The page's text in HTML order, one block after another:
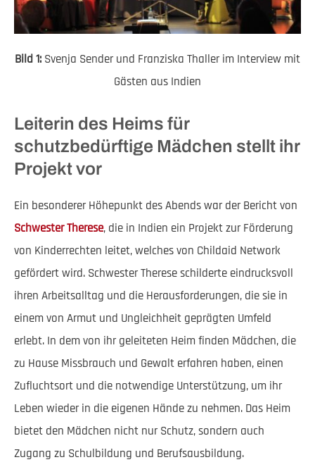
Bild 1: Svenja Sender und Franziska Thaller im Interview mit
Gästen aus Indien
Leiterin des Heims für
schutzbedürftige Mädchen stellt ihr
Projekt vor
Ein besonderer Höhepunkt des Abends war der Bericht von
Schwester Therese, die in Indien ein Projekt zur Förderung
von Kinderrechten leitet, welches von Childaid Network
gefördert wird. Schwester Therese schilderte eindrucksvoll
ihren Arbeitsalltag und die Herausforderungen, die sie in
einem von Armut und Ungleichheit geprägten Umfeld
erlebt. In dem von ihr geleiteten Heim finden Mädchen, die
zu Hause Missbrauch und Gewalt erfahren haben, einen
Zufluchtsort und die notwendige Unterstützung, um ihr
Leben wieder in die eigenen Hände zu nehmen. Das Heim
bietet den Mädchen nicht nur Schutz, sondern auch
Zugang zu Schulbildung und Berufsausbildung.